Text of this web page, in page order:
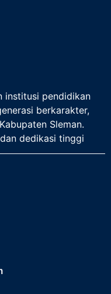
institusi pendidikan
berkarakter,
Sleman.
dedikasi tinggi